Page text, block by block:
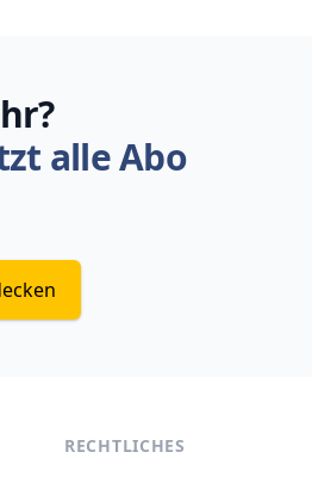
alle Abo
RECHTLICHES